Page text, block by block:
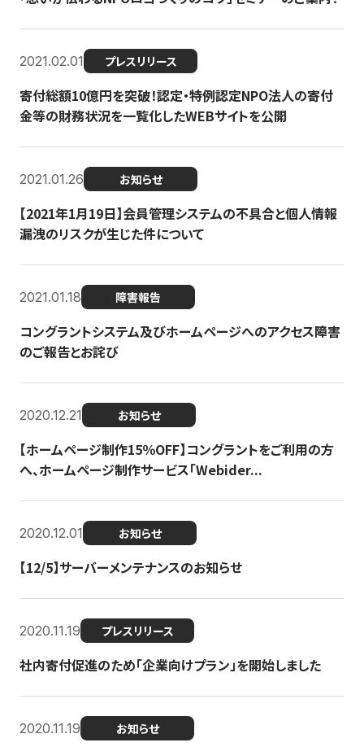
2021.02.01 プレスリリース
寄付総額10億円を突破！認定・特例認定NPO法人の寄付
金等の財務状況を一覧化したWEBサイトを公開
2021.01.26 お知らせ
【2021年1月19日】会員管理システムの不具合と個人情報
漏洩のリスクが生じた件について
2021.01.18 障害報告
コングラントシステム及びホームページへのアクセス障害
のご報告とお詫び
2020.12.21 お知らせ
【ホームページ制作15％OFF】コングラントをご利用の方
へ、ホームページ制作サービス「Webider...
2020.12.01 お知らせ
【12/5】サーバーメンテナンスのお知らせ
2020.11.19 プレスリリース
社内寄付促進のため「企業向けプラン」を開始しました
2020.11.19 お知らせ